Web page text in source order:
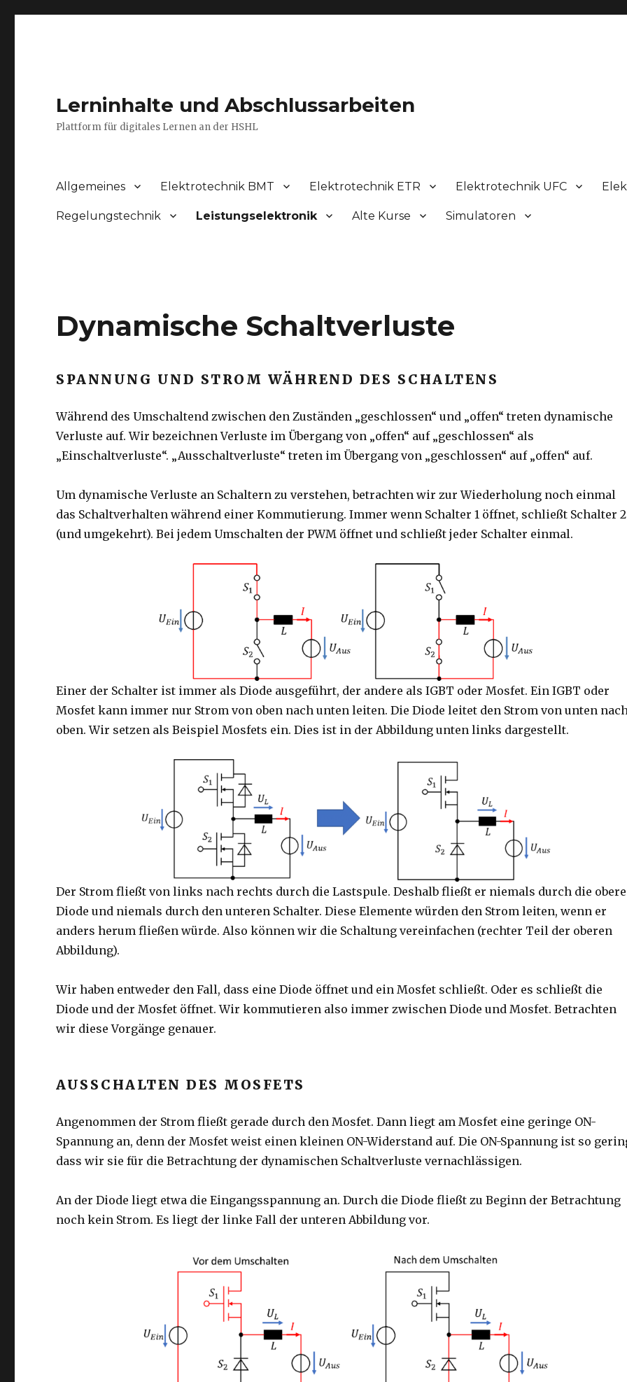
Lerninhalte und Abschlussarbeiten
Plattform für digitales Lernen an der HSHL
Allgemeines Elektrotechnik BMT Elektrotechnik ETR Elektrotechnik UFC
Regelungstechnik Leistungselektronik Alte Kurse Simulatoren
Dynamische Schaltverluste
SPANNUNG UND STROM WÄHREND DES SCHALTENS
Während des Umschaltend zwischen den Zuständen „geschlossen“ und „offen“ treten dynamische
Verluste auf. Wir bezeichnen Verluste im Übergang von „offen“ auf „geschlossen“ als
„Einschaltverluste“. „Ausschaltverluste“ treten im Übergang von „geschlossen“ auf „offen“ auf.
Um dynamische Verluste an Schaltern zu verstehen, betrachten wir zur Wiederholung noch einmal
das Schaltverhalten während einer Kommutierung. Immer wenn Schalter 1 öffnet, schließt Schalter 2
(und umgekehrt). Bei jedem Umschalten der PWM öffnet und schließt jeder Schalter einmal.
Einer der Schalter ist immer als Diode ausgeführt, der andere als IGBT oder Mosfet. Ein IGBT oder
Mosfet kann immer nur Strom von oben nach unten leiten. Die Diode leitet den Strom von unten
oben. Wir setzen als Beispiel Mosfets ein. Dies ist in der Abbildung unten links dargestellt.
Der Strom fließt von links nach rechts durch die Lastspule. Deshalb fließt er niemals durch die obere
Diode und niemals durch den unteren Schalter. Diese Elemente würden den Strom leiten, wenn er
anders herum fließen würde. Also können wir die Schaltung vereinfachen (rechter Teil der oberen
Abbildung).
Wir haben entweder den Fall, dass eine Diode öffnet und ein Mosfet schließt. Oder es schließt die
Diode und der Mosfet öffnet. Wir kommutieren also immer zwischen Diode und Mosfet. Betrachten
wir diese Vorgänge genauer.
AUSSCHALTEN DES MOSFETS
Angenommen der Strom fließt gerade durch den Mosfet. Dann liegt am Mosfet eine geringe ON-
Spannung an, denn der Mosfet weist einen kleinen ON-Widerstand auf. Die ON-Spannung ist so
dass wir sie für die Betrachtung der dynamischen Schaltverluste vernachlässigen.
An der Diode liegt etwa die Eingangsspannung an. Durch die Diode fließt zu Beginn der Betrachtung
noch kein Strom. Es liegt der linke Fall der unteren Abbildung vor.